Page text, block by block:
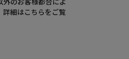
外のお客様都合によ
詳細はこちらをご覧